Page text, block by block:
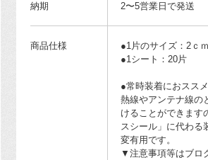
納期 2〜5営業日で発送
商品仕様
●1片のサイズ：2ｃ
●1シート：20片
●常時装着におススメ
熱線やアンテナ線の
けることができます
スシール」に代わる
変有用です。
▼注意事項等はブロ